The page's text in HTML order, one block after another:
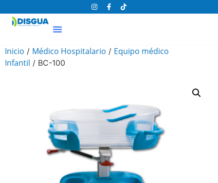
Inicio / Médico Hospitalario / Equipo médico
Infantil / BC-100